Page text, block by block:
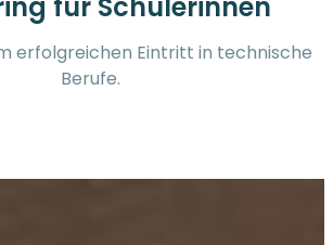
erfolgreichen Eintritt in technische
Berufe.